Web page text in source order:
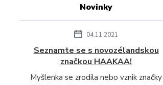
Novinky
04.11.2021
Seznamte se s novozélandskou
značkou HAAKAA!
Myšlenka se zrodila nebo vznik značky